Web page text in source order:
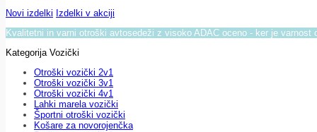
Novi izdelki Izdelki v akciji
Kvalitetni in varni otroški avtosedeži z visoko ADAC oceno - ker je varnost
Kategorija Vozički
Otroški vozički 2v1
Otroški vozički 3v1
Otroški vozički 4v1
Lahki marela vozički
Športni otroški vozički
Košare za novorojenčka